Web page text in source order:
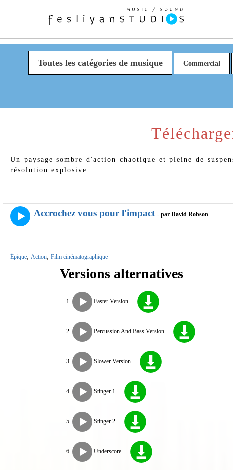
Toutes les catégories de musique Commercial
Un paysage sombre d'action chaotique et pleine de
résolution explosive.
Accrochez vous pour l'impact - par David Robson
Épique, Action, Film cinématographique
Versions alternatives
Faster Version
Percussion And Bass Version
Slower Version
Stinger 1
Stinger 2
Underscore